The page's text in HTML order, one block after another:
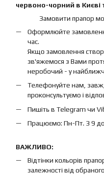
червоно-чорний в Києві
Замовити прапор
Оформлюйте
час.
Якщо замовлення
зв'яжемося з Вами
неробочий - у
Телефонуйте нам,
проконсультуємо і
Пишіть в Telegram чи
Працюємо: Пн-Пт. З 9
ВАЖЛИВО:
Відтінки кольорів
залежності від